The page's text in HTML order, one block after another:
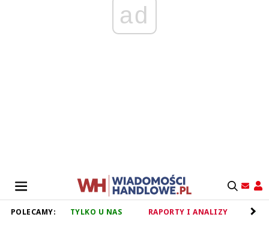
ad
POLECAMY: TYLKO U NAS RAPORTY I ANALIZY